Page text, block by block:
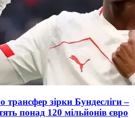
трансфер зірки Бундесліги –
понад 120 мільйонів євро